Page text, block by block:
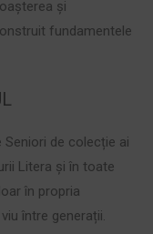
și
fundamentele
Seniori de colecție ai
Litera și în toate
în propria
între generații.